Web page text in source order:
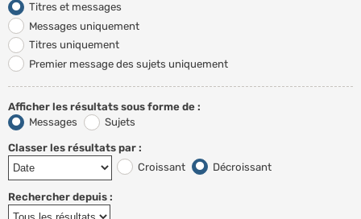
Titres et messages
Messages uniquement
Titres uniquement
Premier message des sujets uniquement
Afficher les résultats sous forme de :
Messages
Sujets
Classer les résultats par :
Croissant
Décroissant
Rechercher depuis :